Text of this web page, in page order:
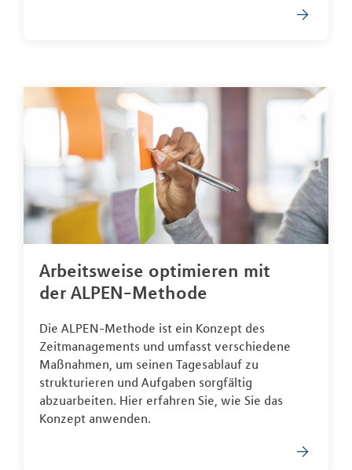
Arbeitsweise optimieren mit
der ALPEN-Methode
Die ALPEN-Methode ist ein Konzept des
Zeitmanagements und umfasst verschiedene
Maßnahmen, um seinen Tagesablauf zu
strukturieren und Aufgaben sorgfältig
abzuarbeiten. Hier erfahren Sie, wie Sie das
Konzept anwenden.